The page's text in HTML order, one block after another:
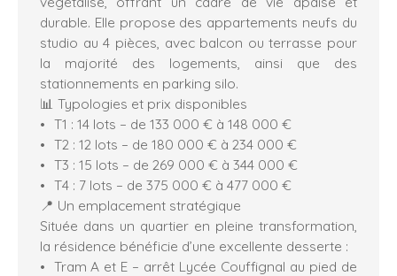
durable. Elle propose des appartements neufs du
studio au 4 pièces, avec balcon ou terrasse pour
la majorité des logements, ainsi que des
stationnements en parking silo.
📊 Typologies et prix disponibles
T1 : 14 lots – de 133 000 € à 148 000 €
T2 : 12 lots – de 180 000 € à 234 000 €
T3 : 15 lots – de 269 000 € à 344 000 €
T4 : 7 lots – de 375 000 € à 477 000 €
📍 Un emplacement stratégique
Située dans un quartier en pleine transformation,
la résidence bénéficie d’une excellente desserte :
Tram A et E – arrêt Lycée Couffignal au pied de